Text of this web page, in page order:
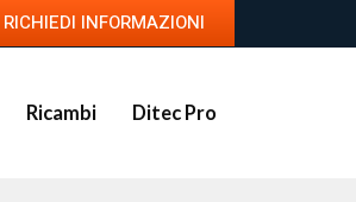
RICHIEDI INFORMAZIONI
Ricambi Ditec Pro